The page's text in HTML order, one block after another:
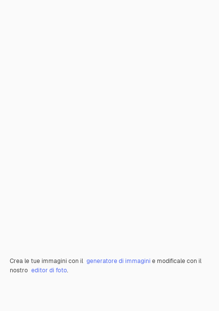
Crea le tue immagini con il generatore di immagini e modificale con il
nostro editor di foto.